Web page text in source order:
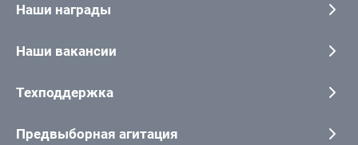
Наши награды
Наши вакансии
Техподдержка
Предвыборная агитация